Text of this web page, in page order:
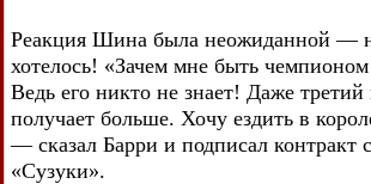
Реакция Шина была неожиданной —
хотелось! «Зачем мне быть чемпионом
Ведь его никто не знает! Даже третий
получает больше. Хочу ездить в
— сказал Барри и подписал контракт
«Сузуки».